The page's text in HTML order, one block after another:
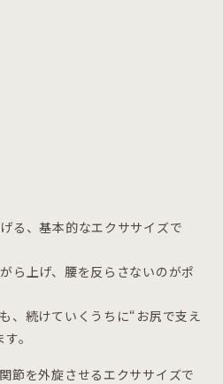
る、基本的なエクササイズで
ら上げ、腰を反らさないのがポ
、続けていくうちに“お尻で支え
。
節を外旋させるエクササイズで